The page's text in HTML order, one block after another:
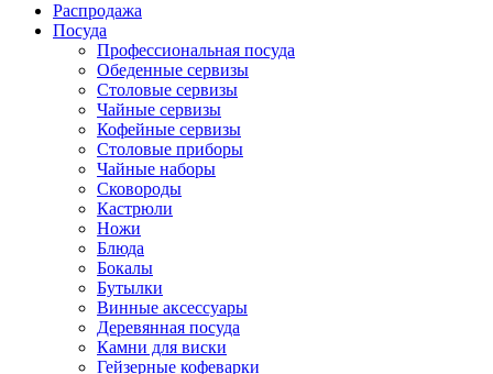
Распродажа
Посуда
Профессиональная посуда
Обеденные сервизы
Столовые сервизы
Чайные сервизы
Кофейные сервизы
Столовые приборы
Чайные наборы
Сковороды
Кастрюли
Ножи
Блюда
Бокалы
Бутылки
Винные аксессуары
Деревянная посуда
Камни для виски
Гейзерные кофеварки